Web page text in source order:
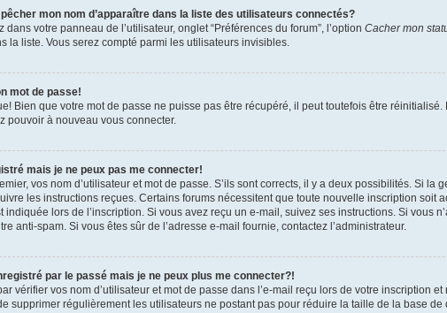
mon nom d’apparaître dans la liste des utilisateurs connectés?
dans votre panneau de l’utilisateur, onglet “Préférences du forum”, l’option Cacher mon
la liste. Vous serez compté parmi les utilisateurs invisibles.
mot de passe!
Bien que votre mot de passe ne puisse pas être récupéré, il peut toutefois être
pouvoir à nouveau vous connecter.
mais je ne peux pas me connecter!
vos nom d’utilisateur et mot de passe. S’ils sont corrects, il y a deux possibilités. Si
les instructions reçues. Certains forums nécessitent que toute nouvelle inscription soit
indiquée lors de l’inscription. Si vous avez reçu un e-mail, suivez ses instructions. Si vous
anti-spam. Si vous êtes sûr de l’adresse e-mail fournie, contactez l’administrateur.
par le passé mais je ne peux plus me connecter?!
vérifier vos nom d’utilisateur et mot de passe dans l’e-mail reçu lors de votre inscription
supprimer régulièrement les utilisateurs ne postant pas pour réduire la taille de la base